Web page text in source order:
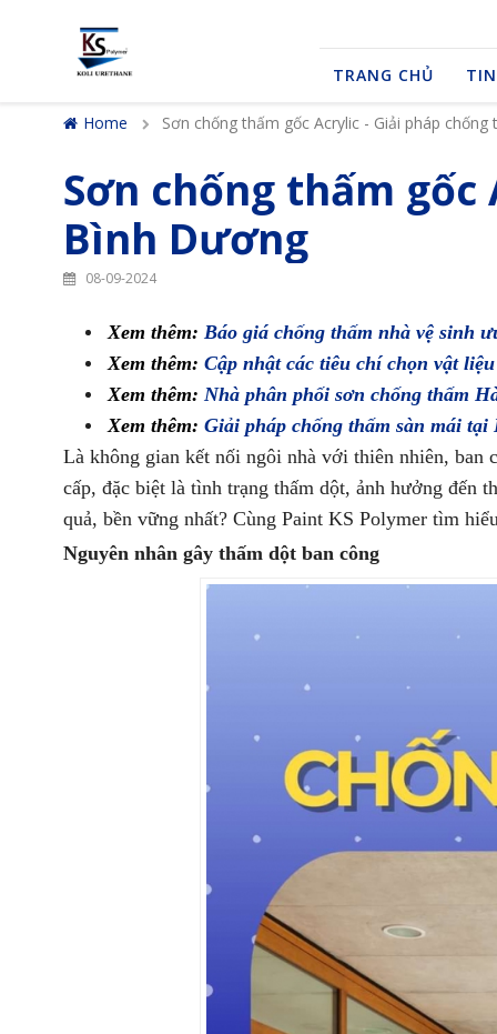
TRANG CHỦ
Home Sơn chống thấm gốc Acrylic - Giải pháp
Sơn chống thấm
Bình Dương
08-09-2024
Xem thêm: Báo giá chống thấm nhà vệ sinh
Xem thêm: Cập nhật các tiêu chí chọn vật
Xem thêm: Nhà phân phối sơn chống thấm
Xem thêm: Giải pháp chống thấm sàn mái
Là không gian kết nối ngôi nhà với thiên nhiên,
cấp, đặc biệt là tình trạng thấm dột, ảnh hưởng đến
quả, bền vững nhất? Cùng Paint KS Polymer tìm
Nguyên nhân gây thấm dột ban công